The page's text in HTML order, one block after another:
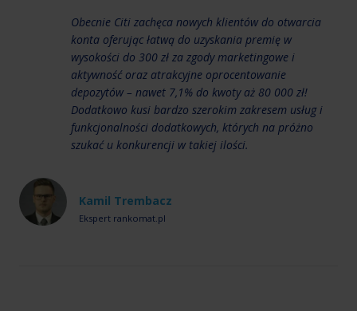
Obecnie Citi zachęca nowych klientów do otwarcia
konta oferując łatwą do uzyskania premię w
wysokości do 300 zł za zgody marketingowe i
aktywność oraz atrakcyjne oprocentowanie
depozytów – nawet 7,1% do kwoty aż 80 000 zł!
Dodatkowo kusi bardzo szerokim zakresem usług i
funkcjonalności dodatkowych, których na próżno
szukać u konkurencji w takiej ilości.
Kamil Trembacz
Ekspert rankomat.pl